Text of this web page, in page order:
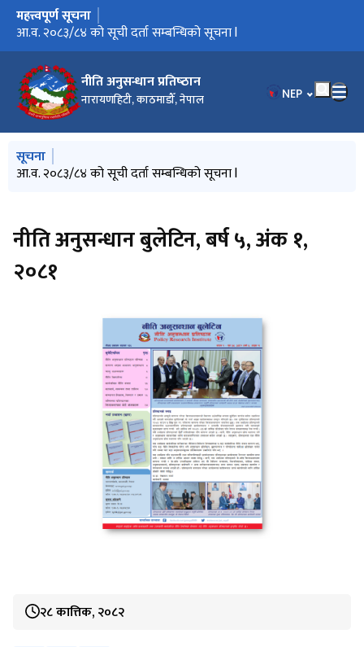
नीति अनुसन्धान प्रतिष्‍ठान
नारायणहिटी, काठमाडौँ, नेपाल भाषा चयन गर्नुहोस्
NEP
मुख्य नेभिगेसनमा जानुहोस्
महत्त्वपूर्ण सूचना
आ.व. २०८३/८४ को सूची दर्ता सम्बन्धिको सूचना l
मुख्य नेभिगेसनमा जानुहोस्
सूचना
आ.व. २०८३/८४ को सूची दर्ता सम्बन्धिको सूचना l
नीति अनुसन्धान बुलेटिन, बर्ष ५, अंक १,
२०८१
२८ कात्तिक, २०८२